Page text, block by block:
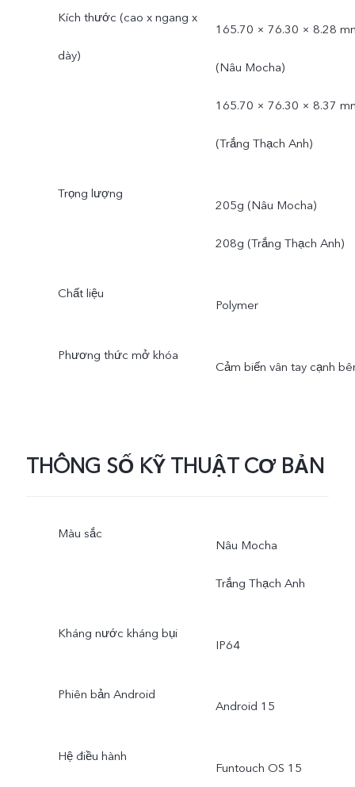
Kích thước (cao x ngang x
dày)
165.70 × 76.30 × 8.28
(Nâu Mocha)
165.70 × 76.30 × 8.37
(Trắng Thạch Anh)
Trọng lượng
205g (Nâu Mocha)
208g (Trắng Thạch Anh)
Chất liệu
Polymer
Phương thức mở khóa
Cảm biến vân tay cạnh
THÔNG SỐ KỸ THUẬT CƠ BẢN
Màu sắc
Nâu Mocha
Trắng Thạch Anh
Kháng nước kháng bụi
IP64
Phiên bản Android
Android 15
Hệ điều hành
Funtouch OS 15